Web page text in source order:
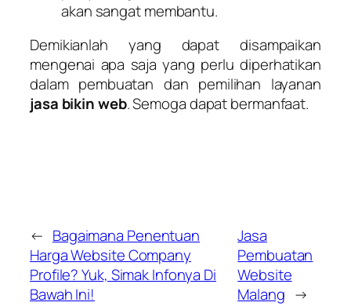
akan sangat membantu.
Demikianlah yang dapat disampaikan
mengenai apa saja yang perlu diperhatikan
dalam pembuatan dan pemilihan layanan
jasa bikin web. Semoga dapat bermanfaat.
← Bagaimana Penentuan
Harga Website Company
Profile? Yuk, Simak Infonya Di
Bawah Ini!
Jasa
Pembuatan
Website
Malang →